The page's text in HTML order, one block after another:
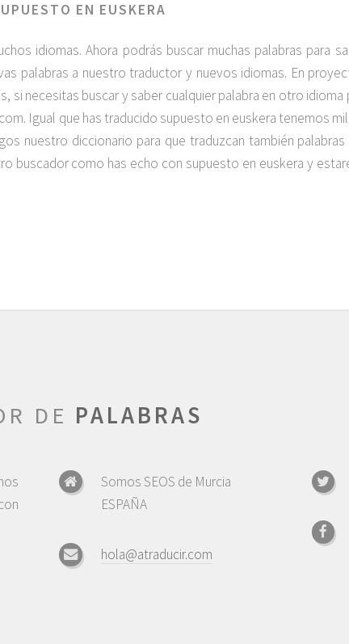
EN EUSKERA
idiomas. Ahora podrás buscar muchas palabras para
palabras a nuestro traductor y nuevos idiomas. En
si necesitas buscar y saber cualquier palabra en otro
Igual que has traducido supuesto en euskera tenemos
nuestro diccionario para que traduzcan también
buscador como has echo con supuesto en euskera y
DE PALABRAS
Somos SEOS de Murcia
ESPAÑA
hola@atraducir.com